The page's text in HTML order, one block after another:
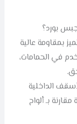
بورد؟
بمقاومة عالية
في الحمامات،
الداخلية
بـ ألواح